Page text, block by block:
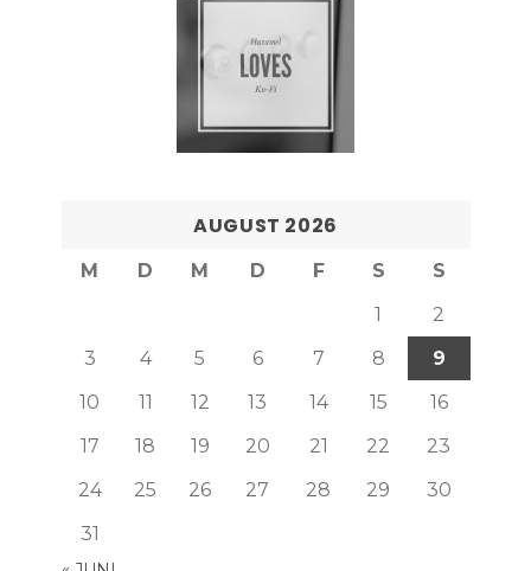
AUGUST 2026
M D M D F S
S
1
2
3
4 5 6 7 8
9
10
11 12 13 14 15
16
17
18 19 20 21 22
23
24
25 26 27 28 29
30
31